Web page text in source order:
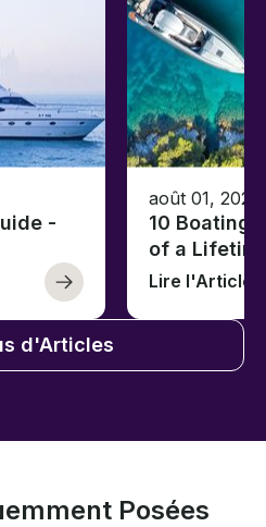
-
août 01, 2023
10 Boating
of a
Lire l'Article
d'Articles
Posées